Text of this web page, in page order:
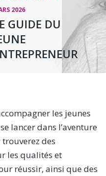
2026
GUIDE DU
les jeunes
lancer dans l’aventure
des
les qualités et
réussir, ainsi que des